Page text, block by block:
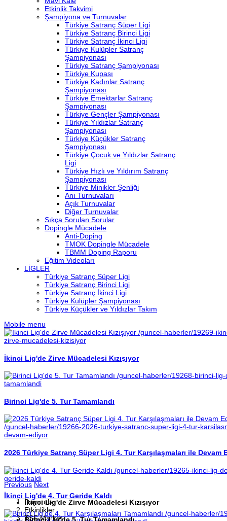
Etkinlik Takvimi
Şampiyona ve Turnuvalar
Türkiye Satranç Süper Ligi
Türkiye Satranç Birinci Ligi
Türkiye Satranç İkinci Ligi
Türkiye Kulüpler Satranç
Şampiyonası
Türkiye Satranç Şampiyonası
Türkiye Kupası
Türkiye Kadınlar Satranç
Şampiyonası
Türkiye Emektarlar Satranç
Şampiyonası
Türkiye Gençler Şampiyonası
Türkiye Yıldızlar Satranç
Şampiyonası
Türkiye Küçükler Satranç
Şampiyonası
Türkiye Çocuk ve Yıldızlar Satranç
Ligi
Türkiye Hızlı ve Yıldırım Satranç
Şampiyonası
Türkiye Minikler Şenliği
Anı Turnuvaları
Açık Turnuvalar
Diğer Turnuvalar
Sıkça Sorulan Sorular
Dopingle Mücadele
Anti-Doping
TMOK Dopingle Mücadele
TBMM Doping Raporu
Eğitim Videoları
LİGLER
Türkiye Satranç Süper Ligi
Türkiye Satranç Birinci Ligi
Türkiye Satranç İkinci Ligi
Türkiye Kulüpler Şampiyonası
Türkiye Küçükler ve Yıldızlar Takım
Mobile menu
/guncel-haberler/19269-
zirve-mucadelesi-kizisiyor
İkinci Lig'de Zirve Mücadelesi Kızışıyor
/guncel-haberler/19268-birinci-
tamamlandi
Birinci Lig'de 5. Tur Tamamlandı
/guncel-haberler/19266-2026-turkiye-satranc-super-ligi-4-tur-
devam-ediyor
2026 Türkiye Satranç Süper Ligi 4. Tur Karşılaşmaları ile Devam
/guncel-haberler/19265-ikinci-lig-
geride-kaldi
İkinci Lig'de 4. Tur Geride Kaldı
/guncel-haberler/
Previous Next
İkinci Lig'de Zirve Mücadelesi Kızışıyor
Duyurular
Etkinlikler
TSF Market